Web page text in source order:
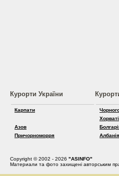
Курорти України
Карпати
Азов
Причорноморря
Албанія
Copyright © 2002 - 2026 "ASINFO"
Материали та фото захищені авторським